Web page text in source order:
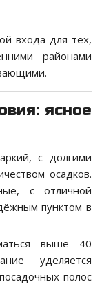
входа для тех,
районами
ясное
с долгими
осадков.
с отличной
пунктом в
выше 40
уделяется
полос